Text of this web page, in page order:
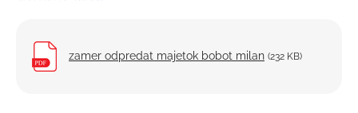
zamer odpredat majetok bobot milan (232 KB)